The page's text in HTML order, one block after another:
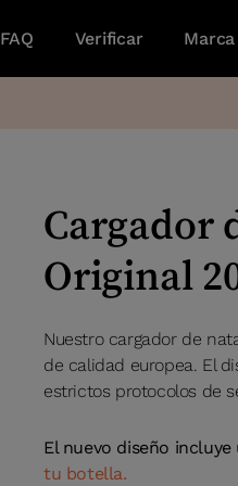
FAQ Verificar Marca
Cargador
Original
Nuestro cargador de
de calidad europea. El
estrictos protocolos de
El nuevo diseño
tu botella.